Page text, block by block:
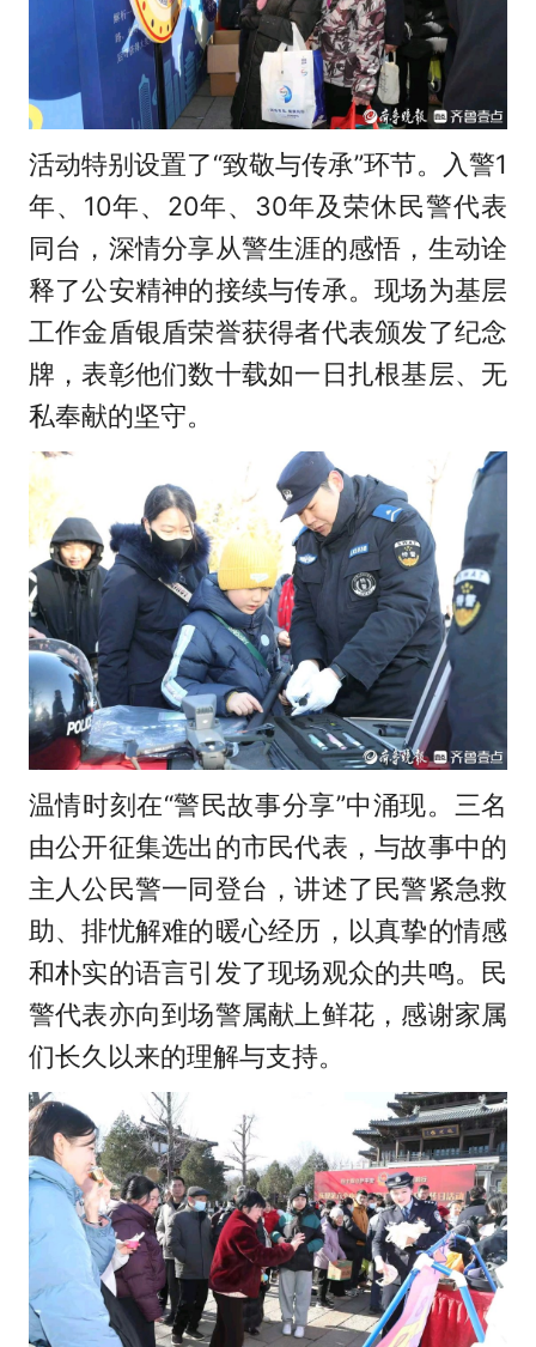
活动特别设置了“致敬与传承”环节。入警1
年、10年、20年、30年及荣休民警代表
同台，深情分享从警生涯的感悟，生动诠
释了公安精神的接续与传承。现场为基层
工作金盾银盾荣誉获得者代表颁发了纪念
牌，表彰他们数十载如一日扎根基层、无
私奉献的坚守。
温情时刻在“警民故事分享”中涌现。三名
由公开征集选出的市民代表，与故事中的
主人公民警一同登台，讲述了民警紧急救
助、排忧解难的暖心经历，以真挚的情感
和朴实的语言引发了现场观众的共鸣。民
警代表亦向到场警属献上鲜花，感谢家属
们长久以来的理解与支持。